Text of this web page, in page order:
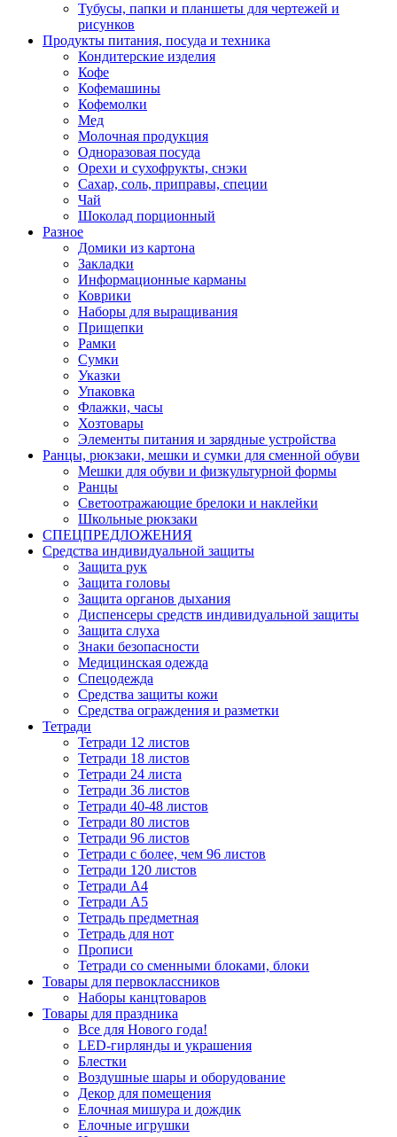
Тубусы, папки и планшеты для чертежей и
рисунков
Продукты питания, посуда и техника
Кондитерские изделия
Кофе
Кофемашины
Кофемолки
Мед
Молочная продукция
Одноразовая посуда
Орехи и сухофрукты, снэки
Сахар, соль, приправы, специи
Чай
Шоколад порционный
Разное
Домики из картона
Закладки
Информационные карманы
Коврики
Наборы для выращивания
Прищепки
Рамки
Сумки
Указки
Упаковка
Флажки, часы
Хозтовары
Элементы питания и зарядные устройства
Ранцы, рюкзаки, мешки и сумки для сменной обуви
Мешки для обуви и физкультурной формы
Ранцы
Светоотражающие брелоки и наклейки
Школьные рюкзаки
СПЕЦПРЕДЛОЖЕНИЯ
Средства индивидуальной защиты
Защита рук
Защита головы
Защита органов дыхания
Диспенсеры средств индивидуальной защиты
Защита слуха
Знаки безопасности
Медицинская одежда
Спецодежда
Средства защиты кожи
Средства ограждения и разметки
Тетради
Тетради 12 листов
Тетради 18 листов
Тетради 24 листа
Тетради 36 листов
Тетради 40-48 листов
Тетради 80 листов
Тетради 96 листов
Тетради с более, чем 96 листов
Тетради 120 листов
Тетради А4
Тетради А5
Тетрадь предметная
Тетрадь для нот
Прописи
Тетради со сменными блоками, блоки
Товары для первоклассников
Наборы канцтоваров
Товары для праздника
Все для Нового года!
LED-гирлянды и украшения
Блестки
Воздушные шары и оборудование
Декор для помещения
Елочная мишура и дождик
Елочные игрушки